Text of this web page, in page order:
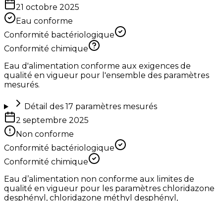
21 octobre 2025
Eau conforme
Conformité bactériologique
Conformité chimique
Eau d'alimentation conforme aux exigences de
qualité en vigueur pour l'ensemble des paramètres
mesurés.
Détail des 17 paramètres mesurés
2 septembre 2025
Non conforme
Conformité bactériologique
Conformité chimique
Eau d’alimentation non conforme aux limites de
qualité en vigueur pour les paramètres chloridazone
desphényl, chloridazone méthyl desphényl,